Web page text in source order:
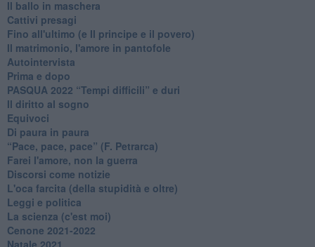
Il ballo in maschera
Cattivi presagi
Fino all'ultimo (e Il principe e il povero)
Il matrimonio, l'amore in pantofole
Autointervista
Prima e dopo
​PASQUA 2022 “Tempi difficili” e duri
Il diritto al sogno
Equivoci
Di paura in paura
​“Pace, pace, pace” (F. Petrarca)
Farei l'amore, non la guerra
Discorsi come notizie
L'oca farcita (della stupidità e oltre)
Leggi e politica
La scienza (c'est moi)
Cenone 2021-2022
Natale 2021